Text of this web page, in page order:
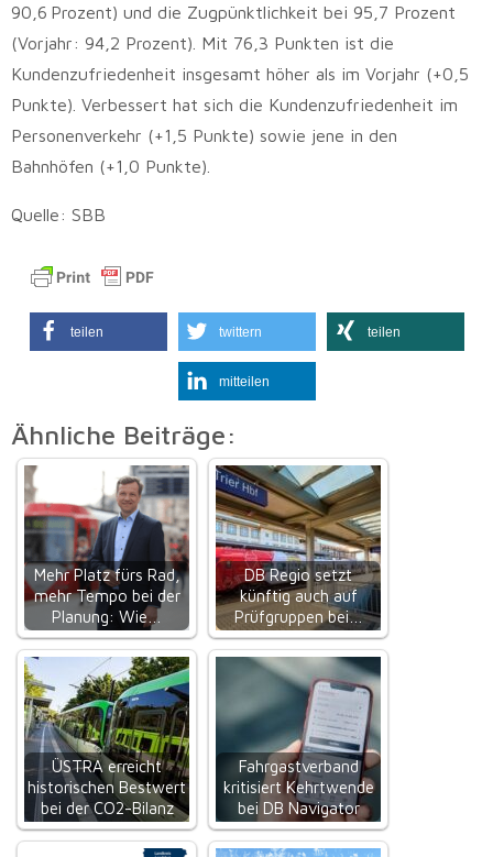
90,6 Prozent) und die Zugpünktlichkeit bei 95,7 Prozent
(Vorjahr: 94,2 Prozent). Mit 76,3 Punkten ist die
Kundenzufriedenheit insgesamt höher als im Vorjahr (+0,5
Punkte). Verbessert hat sich die Kundenzufriedenheit im
Personenverkehr (+1,5 Punkte) sowie jene in den
Bahnhöfen (+1,0 Punkte).
Quelle: SBB
teilen twittern teilen
mitteilen
Ähnliche Beiträge:
Mehr Platz fürs Rad,
mehr Tempo bei der
Planung: Wie…
DB Regio setzt
künftig auch auf
Prüfgruppen bei…
ÜSTRA erreicht
historischen Bestwert
bei der CO2-Bilanz
Fahrgastverband
kritisiert Kehrtwende
bei DB Navigator